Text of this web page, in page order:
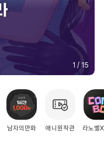
2 / 15
남자의만화 애니원작관 라노벨